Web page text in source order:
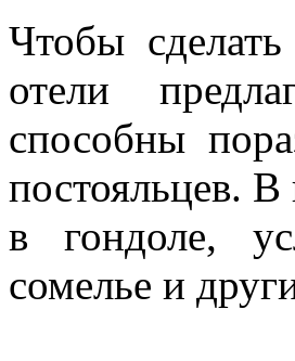
Чтобы
отели
способны
постояльцев.
в гондоле,
сомелье и